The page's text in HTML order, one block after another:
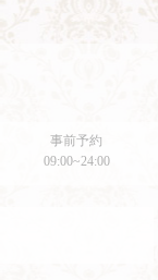
事前予約
09:00~24:00